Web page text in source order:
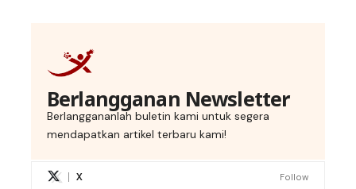
Berlangganan Newsletter
Berlanggananlah buletin kami untuk segera
mendapatkan artikel terbaru kami!
X Follow